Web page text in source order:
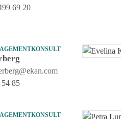
69 20
85